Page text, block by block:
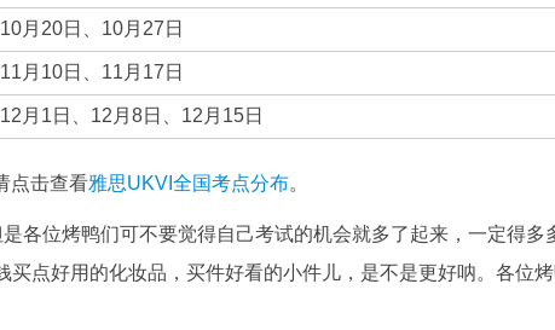
10月20日、10月27日
11月10日、11月17日
12月1日、12月8日、12月15日
点击查看雅思UKVI全国考点分布。
各位烤鸭们可不要觉得自己考试的机会就多了起来，一定得多
点好用的化妆品，买件好看的小件儿，是不是更好呐。各位